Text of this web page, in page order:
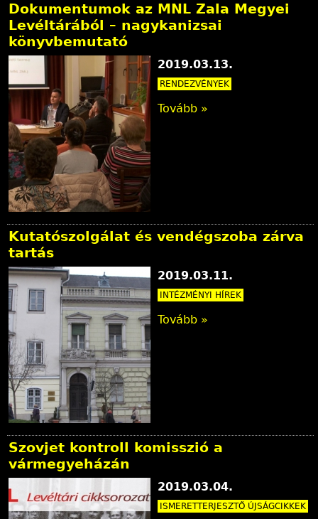
Dokumentumok az MNL Zala Megyei
Levéltárából – nagykanizsai
könyvbemutató
2019.03.13.
RENDEZVÉNYEK
Tovább »
Kutatószolgálat és vendégszoba zárva
tartás
2019.03.11.
INTÉZMÉNYI HÍREK
Tovább »
Szovjet kontroll komisszió a
vármegyeházán
2019.03.04.
ISMERETTERJESZTŐ ÚJSÁGCIKKEK